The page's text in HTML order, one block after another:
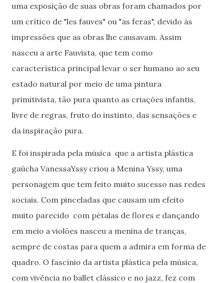
uma exposição de suas obras foram chamados por
um crítico de "les fauves" ou "as feras", devido às
impressões que as obras lhe causavam. Assim
nasceu a arte Fauvista, que tem como
característica principal levar o ser humano ao seu
estado natural por meio de uma pintura
primitivista, tão pura quanto as criações infantis,
livre de regras, fruto do instinto, das sensações e
da inspiração pura.
E foi inspirada pela música que a artista plástica
gaúcha VanessaYssy criou a Menina Yssy, uma
personagem que tem feito muito sucesso nas redes
sociais. Com pinceladas que causam um efeito
muito parecido com pétalas de flores e dançando
em meio a violões nasceu a menina de tranças,
sempre de costas para quem a admira em forma de
quadro. O fascínio da artista plástica pela música,
com vivência no ballet clássico e no jazz, fez com